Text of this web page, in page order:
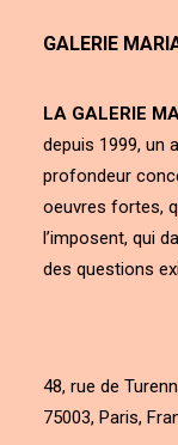
GALERIE
LA GALERIE
depuis 1999, un
profondeur
oeuvres fortes,
l’imposent, qui
des questions
48, rue de
75003, Paris,